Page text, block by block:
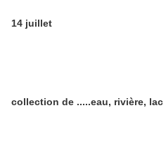
14 juillet
collection de .....eau, rivière, lac